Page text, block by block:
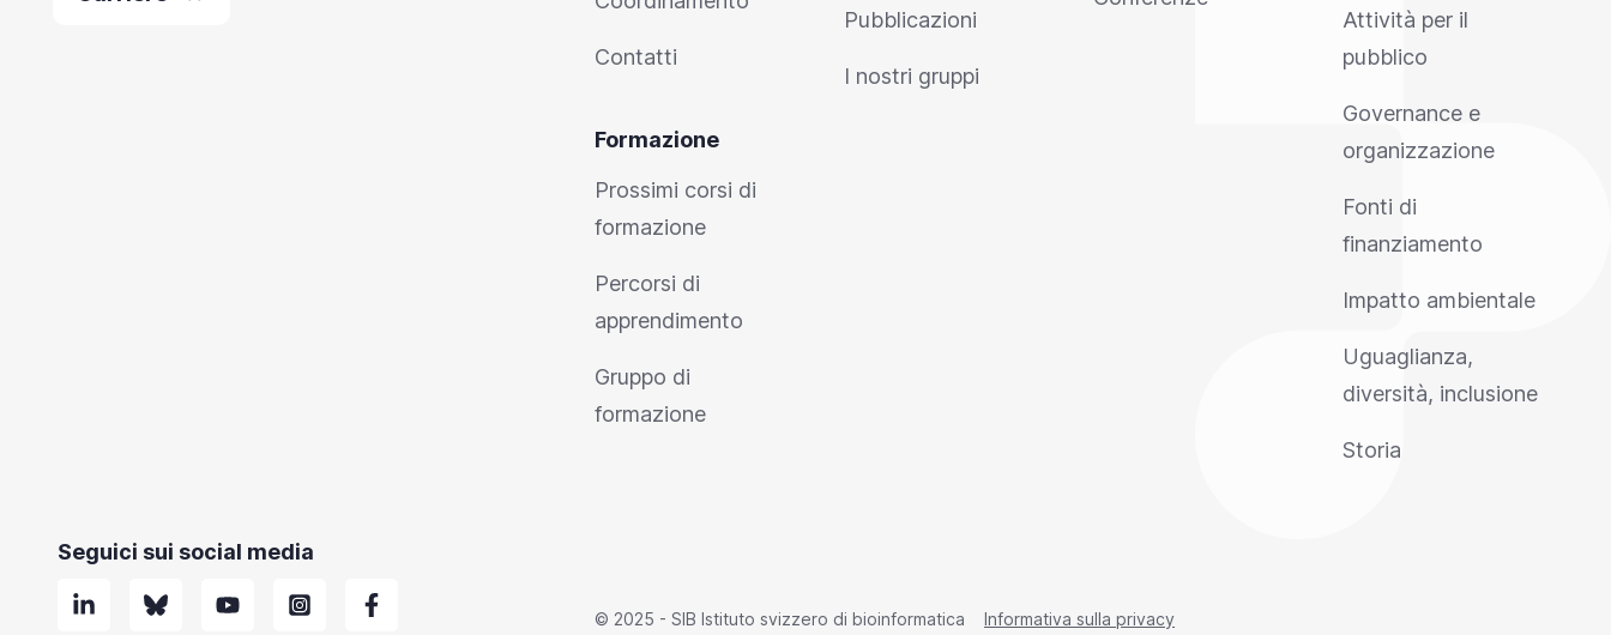
Contatti
Formazione
Prossimi corsi di
formazione
Percorsi di
apprendimento
Gruppo di
formazione
Pubblicazioni
I nostri gruppi
Attività per il
pubblico
Governance e
organizzazione
Fonti di
finanziamento
Impatto ambientale
Uguaglianza,
diversità, inclusione
Storia
Seguici sui social media
© 2025 - SIB Istituto svizzero di bioinformatica Informativa sulla privacy